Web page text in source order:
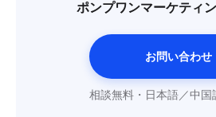
ポンプワンマーケティ
お問い合わせ
相談無料・日本語／中国